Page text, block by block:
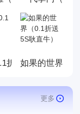
，也让修仙手游很
以此专辑为大伙奉
手游大全排行榜，
家还请花些时间关
。此专辑提供0.1折
，修仙手游人气榜
割草）
折拯救主公）
如果的世界（
更多